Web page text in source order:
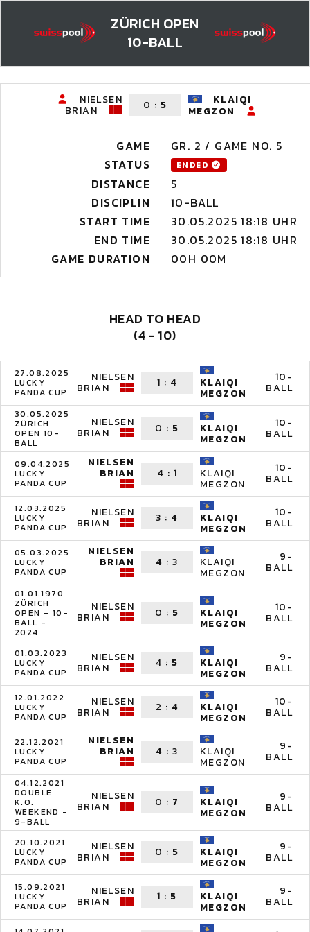
ZÜRICH OPEN
10-BALL
NIELSEN
BRIAN 0 : 5 KLAIQI
MEGZON
GAME
GR. 2 / GAME NO. 5
STATUS
ENDED
DISTANCE
5
DISCIPLIN
10-BALL
START TIME
30.05.2025 18:18 UHR
END TIME
30.05.2025 18:18 UHR
GAME DURATION
00H 00M
HEAD TO HEAD
(4 - 10)
27.08.2025
LUCKY
PANDA CUP
NIELSEN
BRIAN 1 : 4 KLAIQI
MEGZON
10-
BALL
30.05.2025
ZÜRICH
OPEN 10-
BALL
NIELSEN
BRIAN 0 : 5 KLAIQI
MEGZON
10-
BALL
09.04.2025
LUCKY
PANDA CUP
NIELSEN
BRIAN 4 : 1 KLAIQI
MEGZON
10-
BALL
12.03.2025
LUCKY
PANDA CUP
NIELSEN
BRIAN 3 : 4 KLAIQI
MEGZON
10-
BALL
05.03.2025
LUCKY
PANDA CUP
NIELSEN
BRIAN 4 :3 KLAIQI
MEGZON
9-
BALL
01.01.1970
ZÜRICH
OPEN - 10-
BALL -
2024
NIELSEN
BRIAN 0 : 5 KLAIQI
MEGZON
10-
BALL
01.03.2023
LUCKY
PANDA CUP
NIELSEN
BRIAN 4 : 5 KLAIQI
MEGZON
9-
BALL
12.01.2022
LUCKY
PANDA CUP
NIELSEN
BRIAN 2 : 4 KLAIQI
MEGZON
10-
BALL
22.12.2021
LUCKY
PANDA CUP
NIELSEN
BRIAN 4 :3 KLAIQI
MEGZON
9-
BALL
04.12.2021
DOUBLE
K.O.
WEEKEND -
9-BALL
NIELSEN
BRIAN 0 : 7 KLAIQI
MEGZON
9-
BALL
20.10.2021
LUCKY
PANDA CUP
NIELSEN
BRIAN 0 : 5 KLAIQI
MEGZON
9-
BALL
15.09.2021
LUCKY
PANDA CUP
NIELSEN
BRIAN 1 : 5 KLAIQI
MEGZON
9-
BALL